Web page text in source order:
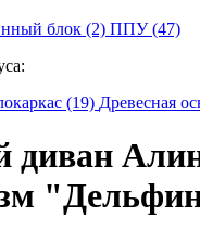
блок (2) ППУ (47)
(19) Древесная
диван